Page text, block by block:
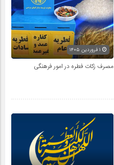
مصرف زکات فطره در امور فرهنگی